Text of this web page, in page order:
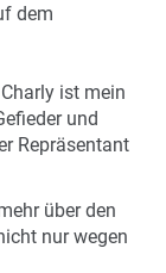
dem
ist mein
und
Repräsentant
über den
nur wegen